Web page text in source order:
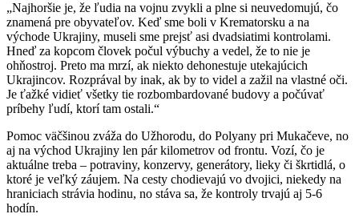
„Najhoršie je, že ľudia na vojnu zvykli a plne si neuvedomujú, čo
znamená pre obyvateľov. Keď sme boli v Krematorsku a na
východe Ukrajiny, museli sme prejsť asi dvadsiatimi kontrolami.
Hneď za kopcom človek počul výbuchy a vedel, že to nie je
ohňostroj. Preto ma mrzí, ak niekto dehonestuje utekajúcich
Ukrajincov. Rozprával by inak, ak by to videl a zažil na vlastné oči.
Je ťažké vidieť všetky tie rozbombardované budovy a počúvať
príbehy ľudí, ktorí tam ostali.“
Pomoc väčšinou zváža do Užhorodu, do Polyany pri Mukačeve, no
aj na východ Ukrajiny len pár kilometrov od frontu. Vozí, čo je
aktuálne treba – potraviny, konzervy, generátory, lieky či škrtidlá, o
ktoré je veľký záujem. Na cesty chodievajú vo dvojici, niekedy na
hraniciach strávia hodinu, no stáva sa, že kontroly trvajú aj 5-6
hodín.